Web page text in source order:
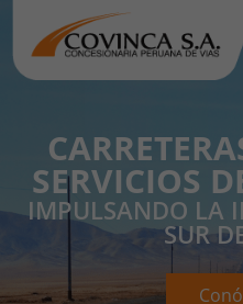
SERVICIOS
IMPULSANDO LA
SUR